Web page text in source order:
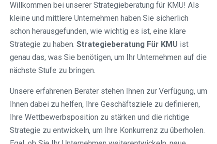
Willkommen bei unserer Strategieberatung für KMU! Als
kleine und mittlere Unternehmen haben Sie sicherlich
schon herausgefunden, wie wichtig es ist, eine klare
Strategie zu haben. Strategieberatung Für KMU ist
genau das, was Sie benötigen, um Ihr Unternehmen auf die
nächste Stufe zu bringen.
Unsere erfahrenen Berater stehen Ihnen zur Verfügung, um
Ihnen dabei zu helfen, Ihre Geschäftsziele zu definieren,
Ihre Wettbewerbsposition zu stärken und die richtige
Strategie zu entwickeln, um Ihre Konkurrenz zu überholen.